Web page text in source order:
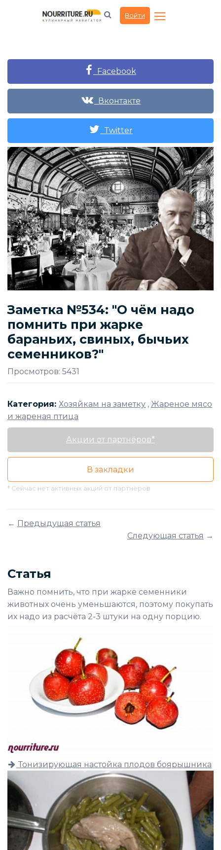
Войти
Facebook
Вконтакте
Twitter
Заметка №534: "О чём надо
помнить при жарке
бараньих, свиных, бычьих
семенников?"
Просмотров: 5431
Категория: Хозяйкам на заметку , Жареное мясо
и жареная птица
Акции от партнёров*
В закладки
* Сейчас нет активных акций от партнёров
← Предыдущая статья
Следующая статья →
Статья
Важно помнить, что при жарке семенники
животных очень уменьшаются, поэтому покупать
их надо из расчёта 2-3 штуки на одну порцию.
Тонизирующая настойка плодов боярышника